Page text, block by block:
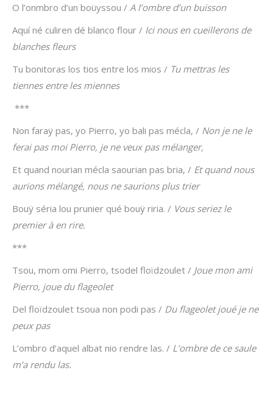
O l’onmbro d’un boüyssou / A l’ombre d’un buisson
Aquí né culiren dé blanco flour / Ici nous en cueillerons de
blanches fleurs
Tu bonitoras los tios entre los mios / Tu mettras les
tiennes entre les miennes
***
Non faraÿ pas, yo Pierro, yo bali pas mécla, / Non je ne le
ferai pas moi Pierro, je ne veux pas mélanger,
Et quand nourian mécla saourian pas bria, / Et quand nous
aurions mélangé, nous ne saurions plus trier
Bouÿ séria lou prunier qué bouÿ riria. / Vous seriez le
premier à en rire.
***
Tsou, mom omi Pierro, tsodel floïdzoulet / Joue mon ami
Pierro, joue du flageolet
Del floïdzoulet tsoua non podi pas / Du flageolet joué je ne
peux pas
L’ombro d’aquel albat nio rendre las. / L’ombre de ce saule
m’a rendu las.